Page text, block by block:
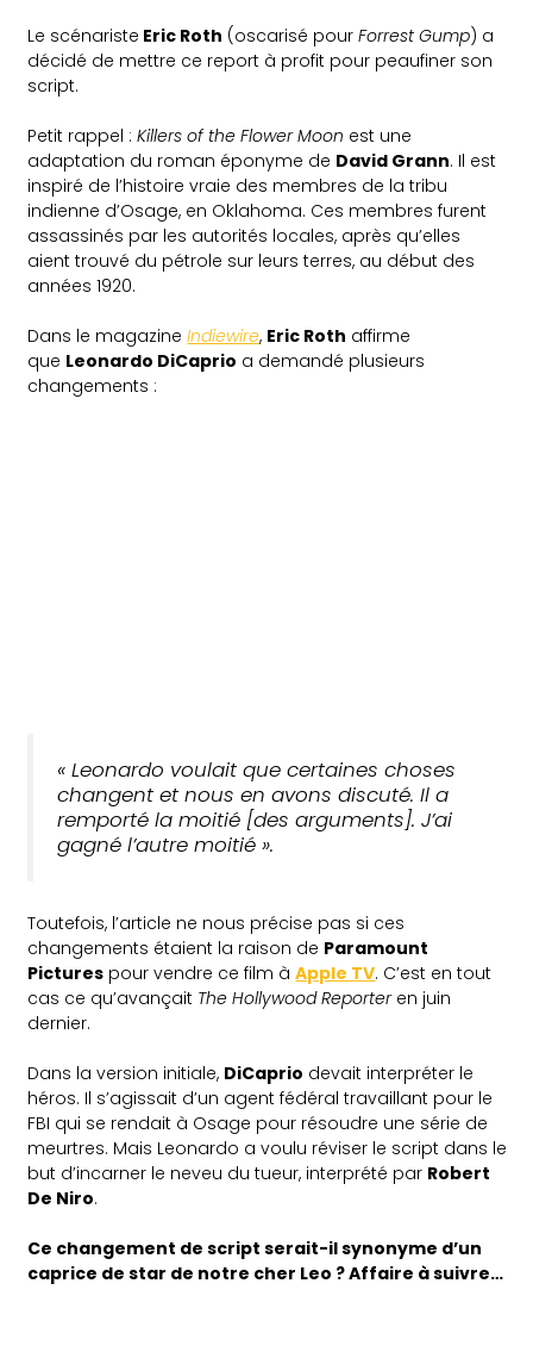
Le scénariste Eric Roth (oscarisé pourForrest Gump) a
décidé de mettre ce report à profit pour peaufiner son
script.
Petit rappel :Killers of the Flower Moon est une
adaptation du roman éponyme de David Grann. Il est
inspiré de l’histoire vraie des membres de la tribu
indienne d’Osage, en Oklahoma. Ces membres furent
assassinés par les autorités locales, après qu’elles
aient trouvé du pétrole sur leurs terres, au début des
années 1920.
Dans le magazineIndiewire, Eric Roth affirme
que Leonardo DiCaprio a demandé plusieurs
changements :
« Leonardo voulait que certaines choses
changent et nous en avons discuté. Il a
remporté la moitié [des arguments]. J’ai
gagné l’autre moitié ».
Toutefois, l’article ne nous précise pas si ces
changements étaient la raison de Paramount
Pictures pour vendre ce film àApple TV. C’est en tout
cas ce qu’avançait The Hollywood Reporteren juin
dernier.
Dans la version initiale, DiCaprio devait interpréter le
héros. Il s’agissait d’un agent fédéral travaillant pour le
FBI qui se rendait à Osage pour résoudre une série de
meurtres. Mais Leonardo a voulu réviser le script dans le
but d’incarner le neveu du tueur, interprété par Robert
De Niro.
Ce changement de script serait-il synonyme d’un
caprice de star de notre cher Leo ? Affaire à suivre…